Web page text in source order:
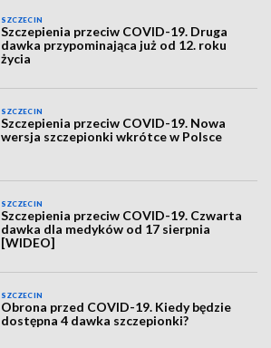
SZCZECIN
Szczepienia przeciw COVID-19. Druga
dawka przypominająca już od 12. roku
życia
SZCZECIN
Szczepienia przeciw COVID-19. Nowa
wersja szczepionki wkrótce w Polsce
SZCZECIN
Szczepienia przeciw COVID-19. Czwarta
dawka dla medyków od 17 sierpnia
[WIDEO]
SZCZECIN
Obrona przed COVID-19. Kiedy będzie
dostępna 4 dawka szczepionki?